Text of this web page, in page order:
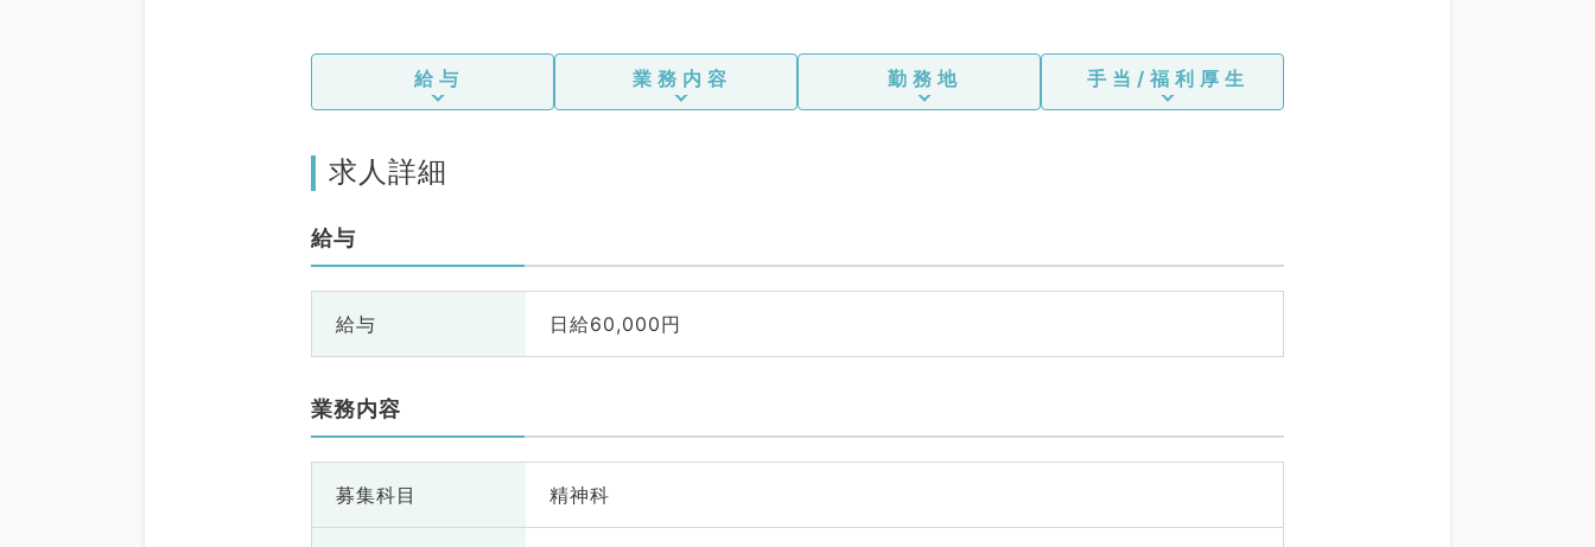
給与 業務内容 勤務地 手当/福利厚生
求人詳細
給与
給与 日給60,000円
業務内容
募集科目 精神科